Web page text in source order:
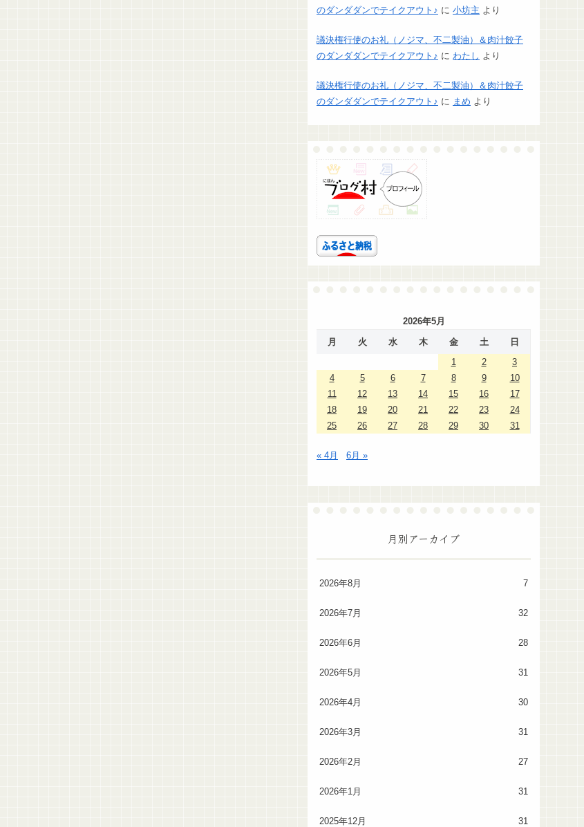
のダンダダンでテイクアウト♪ に 小坊主 より
議決権行使のお礼（ノジマ、不二製油）＆肉汁餃子
のダンダダンでテイクアウト♪ に わたし より
議決権行使のお礼（ノジマ、不二製油）＆肉汁餃子
のダンダダンでテイクアウト♪ に まめ より
2026年5月
月
火 水 木 金 土
日
1
2
3
4
5 6 7 8 9
10
11
12 13 14 15 16
17
18
19 20 21 22 23
24
25
26 27 28 29 30 31
« 4月 6月 »
月別アーカイブ
2026年8月 7
2026年7月 32
2026年6月 28
2026年5月 31
2026年4月 30
2026年3月 31
2026年2月 27
2026年1月 31
2025年12月 31